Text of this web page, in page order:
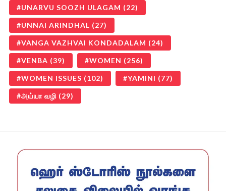
UNARVU SOOZH ULAGAM (22)
UNNAI ARINDHAL (27)
VANGA VAZHVAI KONDADALAM (24)
VENBA (39) WOMEN (256)
WOMEN ISSUES (102) YAMINI (77)
அய்யா வழி (29)